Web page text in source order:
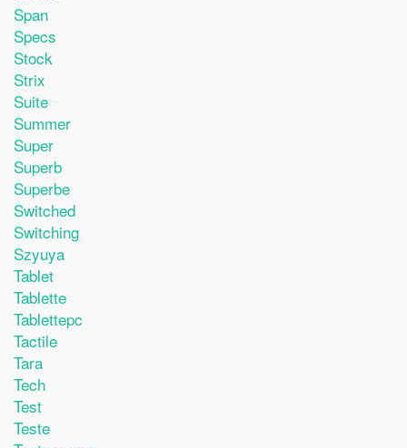
Span
Specs
Stock
Strix
Suite
Summer
Super
Superb
Superbe
Switched
Switching
Szyuya
Tablet
Tablette
Tablettepc
Tactile
Tara
Tech
Test
Teste